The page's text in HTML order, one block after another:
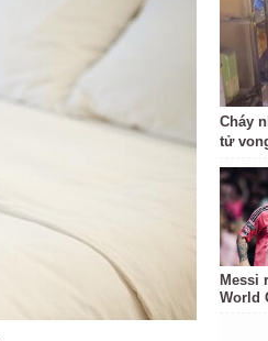
Cháy
tử
Messi
World